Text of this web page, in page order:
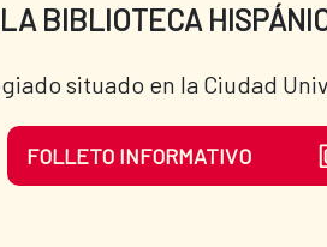
BIBLIOTECA
situado en la Ciudad
FOLLETO INFORMATIVO